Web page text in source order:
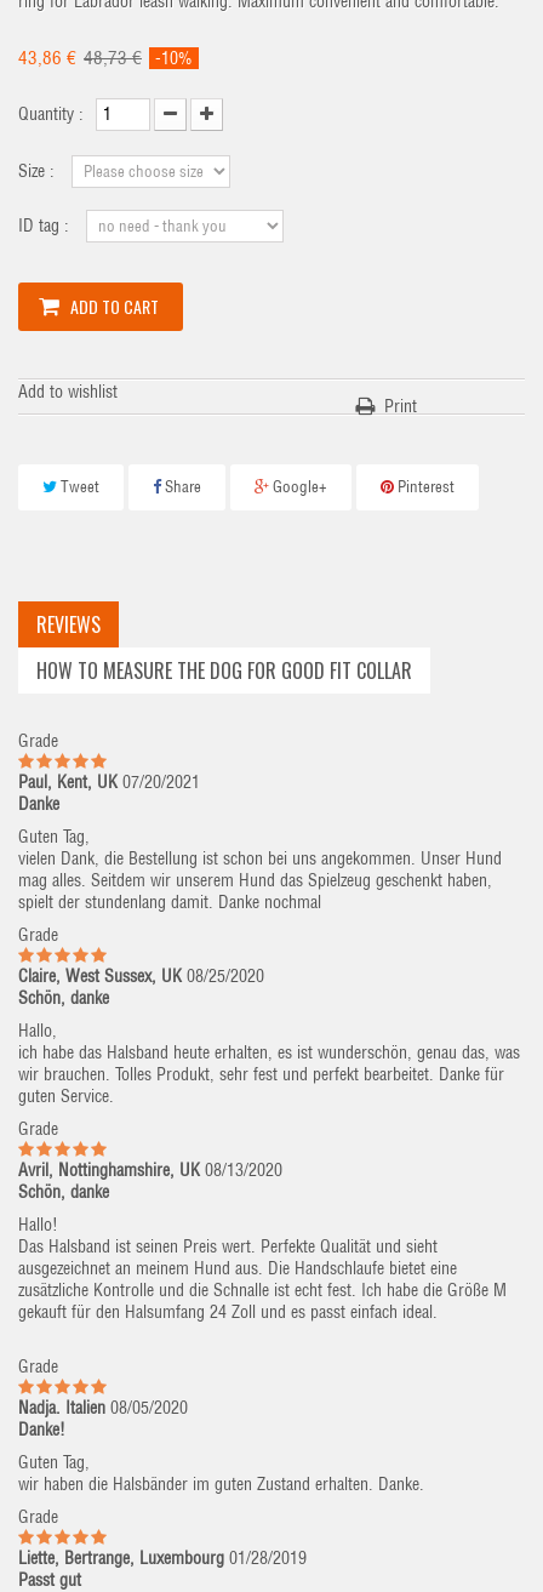
43,86 € 48,73 € -10%
Quantity :
Size :
ID tag :
ADD TO CART
Add to wishlist
Print
Tweet Share Google+ Pinterest
REVIEWS
HOW TO MEASURE THE DOG FOR GOOD FIT COLLAR
Grade
Paul, Kent, UK 07/20/2021
Danke
Guten Tag,
vielen Dank, die Bestellung ist schon bei uns angekommen. Unser Hund
mag alles. Seitdem wir unserem Hund das Spielzeug geschenkt haben,
spielt der stundenlang damit. Danke nochmal
Grade
Claire, West Sussex, UK 08/25/2020
Schön, danke
Hallo,
ich habe das Halsband heute erhalten, es ist wunderschön, genau das, was
wir brauchen. Tolles Produkt, sehr fest und perfekt bearbeitet. Danke für
guten Service.
Grade
Avril, Nottinghamshire, UK 08/13/2020
Schön, danke
Hallo!
Das Halsband ist seinen Preis wert. Perfekte Qualität und sieht
ausgezeichnet an meinem Hund aus. Die Handschlaufe bietet eine
zusätzliche Kontrolle und die Schnalle ist echt fest. Ich habe die Größe M
gekauft für den Halsumfang 24 Zoll und es passt einfach ideal.
Grade
Nadja. Italien 08/05/2020
Danke!
Guten Tag,
wir haben die Halsbänder im guten Zustand erhalten. Danke.
Grade
Liette, Bertrange, Luxembourg 01/28/2019
Passt gut